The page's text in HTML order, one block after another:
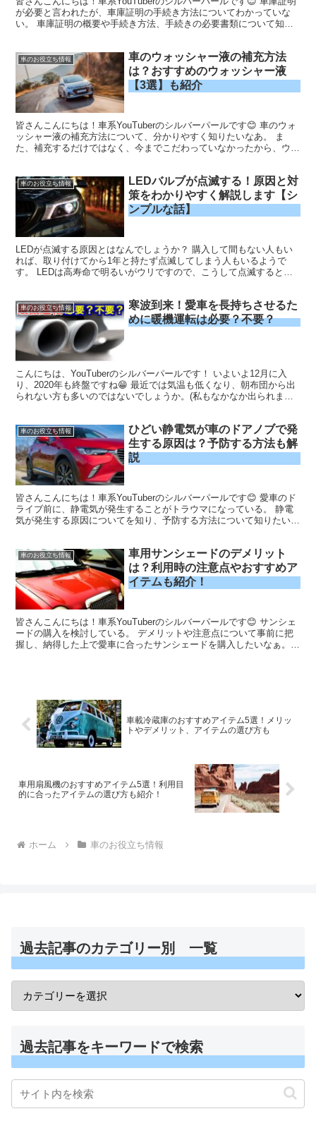
が必要と言われたが、車庫証明の手続き方法についてわかっていな
い。 車庫証明の概要や手続き方法、手続きの必要書類について知り
車のお役立ち情報
車のウォッシャー液の補充方法
は？おすすめのウォッシャー液
【3選】も紹介
皆さんこんにちは！車系YouTuberのシルバーパールです😊 車のウォ
ッシャー液の補充方法について、分かりやすく知りたいなあ。 ま
た、補充するだけではなく、今までこだわっていなかったから、ウォ
車のお役立ち情報
LEDバルブが点滅する！原因と対
策をわかりやすく解説します【シ
ンプルな話】
LEDが点滅する原因とはなんでしょうか？ 購入して間もない人もい
れば、取り付けてから1年と持たず点滅してしまう人もいるようで
す。 LEDは高寿命で明るいがウリですので、こうして点滅すると不
車のお役立ち情報
寒波到来！愛車を長持ちさせるた
めに暖機運転は必要？不要？
こんにちは、YouTuberのシルバーパールです！ いよいよ12月に入
り、2020年も終盤ですね😁 最近では気温も低くなり、朝布団から出
られない方も多いのではないでしょうか。(私もなかなか出られませ
車のお役立ち情報
ひどい静電気が車のドアノブで発
生する原因は？予防する方法も解
説
皆さんこんにちは！車系YouTuberのシルバーパールです😊 愛車のド
ライブ前に、静電気が発生することがトラウマになっている。 静電
気が発生する原因についてを知り、予防する方法について知りたいな
車のお役立ち情報
車用サンシェードのデメリット
は？利用時の注意点やおすすめア
イテムも紹介！
皆さんこんにちは！車系YouTuberのシルバーパールです😊 サンシェ
ードの購入を検討している。 デメリットや注意点について事前に把
握し、納得した上で愛車に合ったサンシェードを購入したいなぁ。
車載冷蔵庫のおすすめアイテム5選！メリッ
トやデメリット、アイテムの選び方も
車用扇風機のおすすめアイテム5選！利用目
的に合ったアイテムの選び方も紹介！
ホーム 車のお役立ち情報
過去記事のカテゴリー別 一覧
過去記事をキーワードで検索